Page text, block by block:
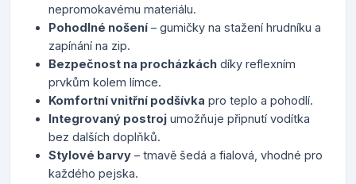
nepromokavému materiálu.
Pohodlné nošení – gumičky na stažení hrudníku a
zapínání na zip.
Bezpečnost na procházkách díky reflexním
prvkům kolem límce.
Komfortní vnitřní podšívka pro teplo a pohodlí.
Integrovaný postroj umožňuje připnutí vodítka
bez dalších doplňků.
Stylové barvy – tmavě šedá a fialová, vhodné pro
každého pejska.